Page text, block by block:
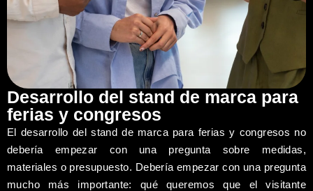
Desarrollo del stand de marca para
ferias y congresos
El desarrollo del stand de marca para ferias y congresos no
debería empezar con una pregunta sobre medidas,
materiales o presupuesto. Debería empezar con una pregunta
mucho más importante: qué queremos que el visitante